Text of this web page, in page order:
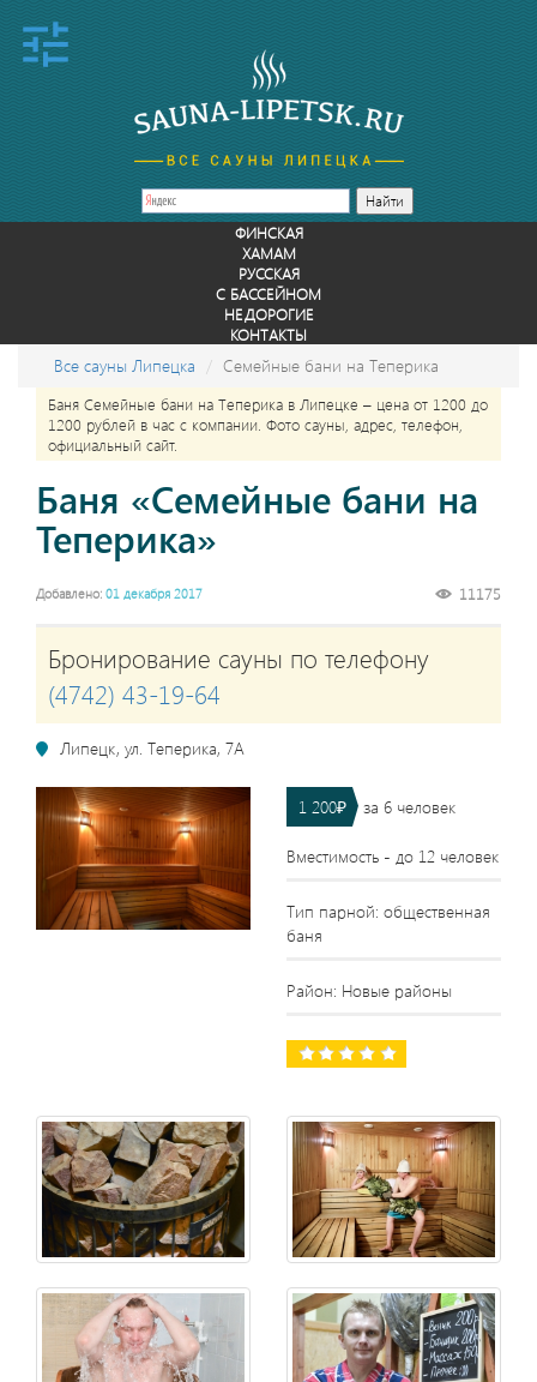
ФИНСКАЯ
ХАМАМ
РУССКАЯ
С БАССЕЙНОМ
НЕДОРОГИЕ
КОНТАКТЫ
Все сауны Липецка Семейные бани на Теперика
Баня Семейные бани на Теперика в Липецке – цена от 1200 до
1200 рублей в час с компании. Фото сауны, адрес, телефон,
официальный сайт.
Баня «Семейные бани на
Теперика»
Добавлено: 01 декабря 2017 11175
Бронирование сауны по телефону
(4742) 43-19-64
Липецк, ул. Теперика, 7А
1 200₽ за 6 человек
Вместимость - до 12 человек
Тип парной: общественная
баня
Район: Новые районы